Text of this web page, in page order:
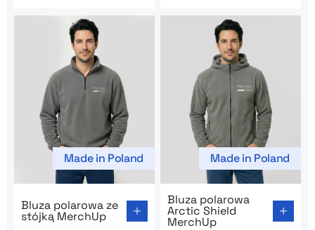
Made in Poland
Bluza polarowa ze
stójką MerchUp
Made in Poland
Bluza polarowa
Arctic Shield
MerchUp